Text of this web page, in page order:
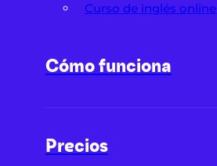
Curso de inglés online
Cómo funciona
Precios